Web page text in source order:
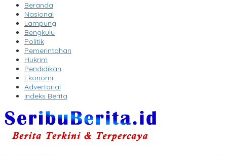
Beranda
Nasional
Lampung
Bengkulu
Politik
Pemerintahan
Hukrim
Pendidikan
Ekonomi
Advertorial
Indeks Berita